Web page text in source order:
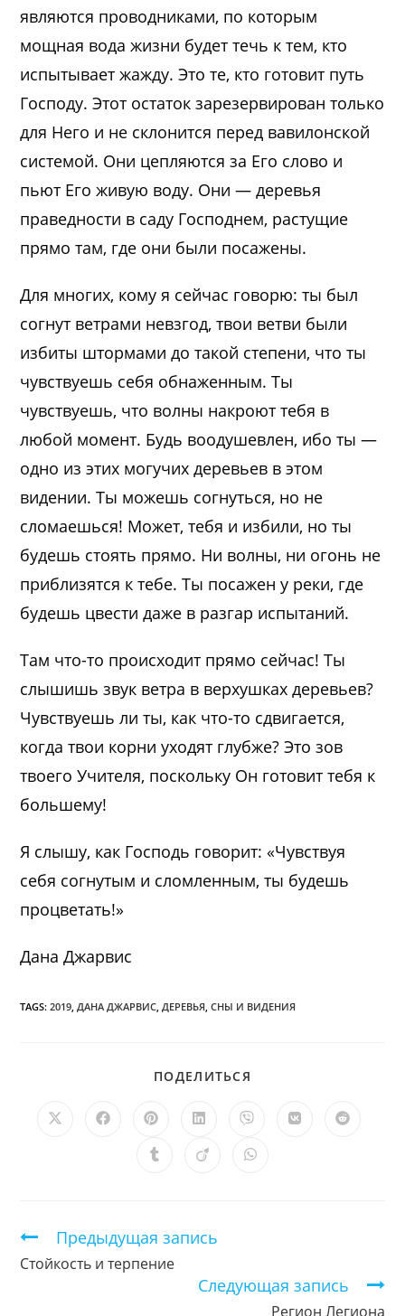
являются проводниками, по которым
мощная вода жизни будет течь к тем, кто
испытывает жажду. Это те, кто готовит путь
Господу. Этот остаток зарезервирован только
для Него и не склонится перед вавилонской
системой. Они цепляются за Его слово и
пьют Его живую воду. Они — деревья
праведности в саду Господнем, растущие
прямо там, где они были посажены.
Для многих, кому я сейчас говорю: ты был
согнут ветрами невзгод, твои ветви были
избиты штормами до такой степени, что ты
чувствуешь себя обнаженным. Ты
чувствуешь, что волны накроют тебя в
любой момент. Будь воодушевлен, ибо ты —
одно из этих могучих деревьев в этом
видении. Ты можешь согнуться, но не
сломаешься! Может, тебя и избили, но ты
будешь стоять прямо. Ни волны, ни огонь не
приблизятся к тебе. Ты посажен у реки, где
будешь цвести даже в разгар испытаний.
Там что-то происходит прямо сейчас! Ты
слышишь звук ветра в верхушках деревьев?
Чувствуешь ли ты, как что-то сдвигается,
когда твои корни уходят глубже? Это зов
твоего Учителя, поскольку Он готовит тебя к
большему!
Я слышу, как Господь говорит: «Чувствуя
себя согнутым и сломленным, ты будешь
процветать!»
Дана Джарвис
TAGS:2019, ДАНА ДЖАРВИС, ДЕРЕВЬЯ, СНЫ И ВИДЕНИЯ
ПОДЕЛИТЬСЯ
Открывается
Открывается
новом
Открывается
в
новом
Открывается
новом
Открывается
новом
Открывается
Открывается
ОткрываетсяОткрывается
Продолжить
чтение
Предыдущая запись
Стойкость и терпение
Следующая запись
Регион Легиона